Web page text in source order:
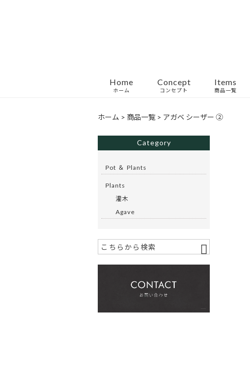
Home
ホーム
Concept
コンセプト
Items
商品一覧
ホーム > 商品一覧 > アガベ シーザー ②
Category
Pot ＆ Plants
Plants
灌木
Agave